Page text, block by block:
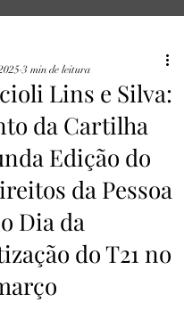
Lins e Silva:
da Cartilha
Edição do
da Pessoa
Dia da
do T21 no
3 min de leitura